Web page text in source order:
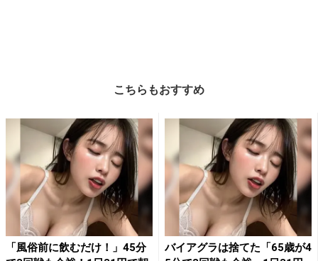
こちらもおすすめ
「風俗前に飲むだけ！」45分
バイアグラは捨てた「65歳が4